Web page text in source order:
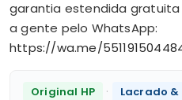
garantia estendida gratuita
a gente pelo WhatsApp:
https://wa.me/
Original HP · Lacrado &